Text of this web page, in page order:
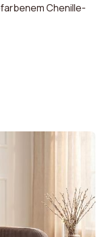
Chenille-